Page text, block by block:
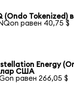
(Ondo
равен 40,75 $
Energy
США
равен 266,05 $